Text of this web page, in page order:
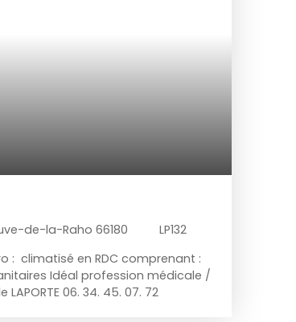
de-la-Raho 66180
LP132
: climatisé en RDC comprenant :
Idéal profession médicale /
06. 34. 45. 07. 72